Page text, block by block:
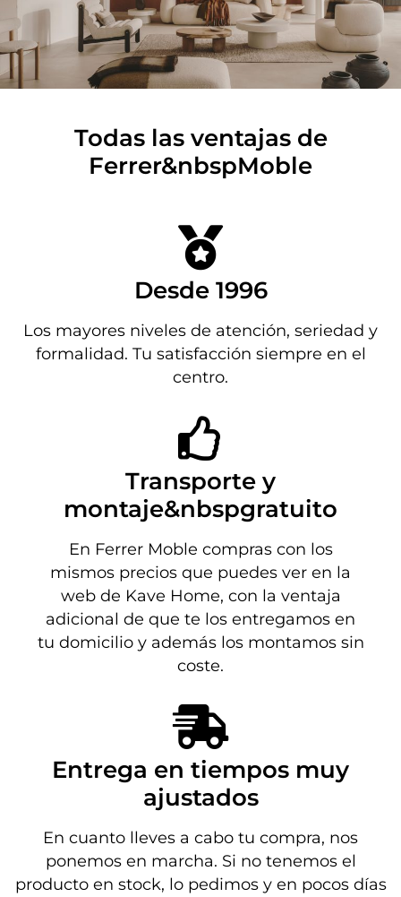
Todas las ventajas de
Ferrer&nbspMoble
Desde 1996
Los mayores niveles de atención, seriedad y
formalidad. Tu satisfacción siempre en el
centro.
Transporte y
montaje&nbspgratuito
En Ferrer Moble compras con los
mismos precios que puedes ver en la
web de Kave Home, con la ventaja
adicional de que te los entregamos en
tu domicilio y además los montamos sin
coste.
Entrega en tiempos muy
ajustados
En cuanto lleves a cabo tu compra, nos
ponemos en marcha. Si no tenemos el
producto en stock, lo pedimos y en pocos días